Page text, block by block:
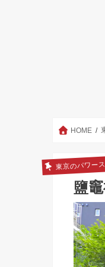
HOME
東京のパワー
鹽